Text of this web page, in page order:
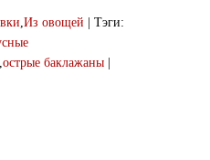
Из овощей
Тэги:
острые баклажаны